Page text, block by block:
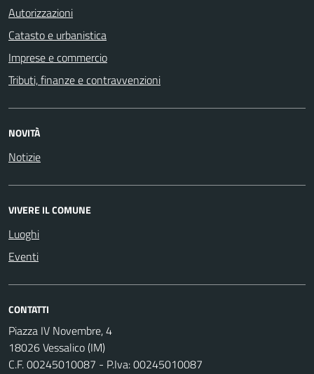
Autorizzazioni
Catasto e urbanistica
Imprese e commercio
Tributi, finanze e contravvenzioni
NOVITÀ
Notizie
VIVERE IL COMUNE
Luoghi
Eventi
CONTATTI
Piazza IV Novembre, 4
18026 Vessalico (IM)
C.F. 00245010087 - P.Iva: 00245010087